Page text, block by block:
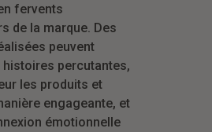
fervents
de la marque. Des
peuvent
percutantes,
les produits et
engageante, et
émotionnelle